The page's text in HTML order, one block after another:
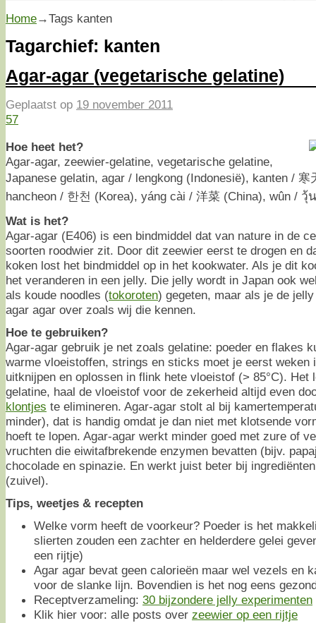
Home→Tags kanten
Tagarchief: kanten
Agar-agar (vegetarische gelatine)
Geplaatst op 19 november 2011
57
Hoe heet het?
Agar-agar, zeewier-gelatine, vegetarische gelatine,
Japanese gelatin, agar / lengkong (Indonesië), kanten /
hancheon / 한천 (Korea), yáng cài / 洋菜 (China), wûn / วุ้
Wat is het?
Agar-agar (E406) is een bindmiddel dat van nature in de
soorten roodwier zit. Door dit zeewier eerst te drogen en
koken lost het bindmiddel op in het kookwater. Als je dit
het veranderen in een jelly. Die jelly wordt in Japan ook
als koude noodles (tokoroten) gegeten, maar als je de
agar agar over zoals wij die kennen.
Hoe te gebruiken?
Agar-agar gebruik je net zoals gelatine: poeder en flakes
warme vloeistoffen, strings en sticks moet je eerst weken
uitknijpen en oplossen in flink hete vloeistof (> 85°C). Het
gelatine, haal de vloeistof voor de zekerheid altijd even
klontjes te elimineren. Agar-agar stolt al bij
minder), dat is handig omdat je dan niet met klotsende
hoeft te lopen. Agar-agar werkt minder goed met zure of
vruchten die eiwitafbrekende enzymen bevatten (bijv.
chocolade en spinazie. En werkt juist beter bij
(zuivel).
Tips, weetjes & recepten
Welke vorm heeft de voorkeur? Poeder is het
slierten zouden een zachter en helderdere gelei
een rijtje)
Agar agar bevat geen calorieën maar wel vezels en
voor de slanke lijn. Bovendien is het nog eens
Receptverzameling: 30 bijzondere jelly experimenten
Klik hier voor: alle posts over zeewier op een rijtje